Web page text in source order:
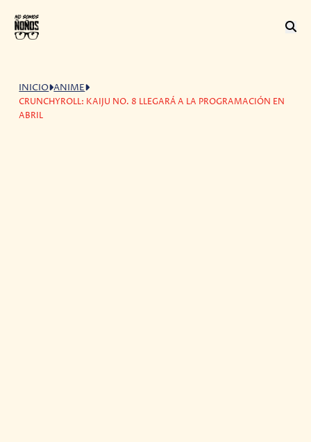
INICIO ANIME
CRUNCHYROLL: KAIJU NO. 8 LLEGARÁ A LA PROGRAMACIÓN EN
ABRIL